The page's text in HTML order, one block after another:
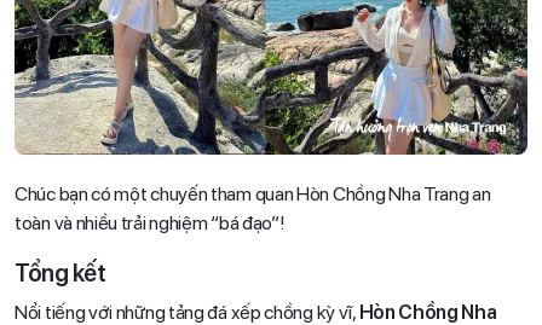
Chúc bạn có một chuyến tham quan Hòn Chồng Nha Trang an
toàn và nhiều trải nghiệm “bá đạo”!
Tổng kết
Nổi tiếng với những tảng đá xếp chồng kỳ vĩ, Hòn Chồng Nha